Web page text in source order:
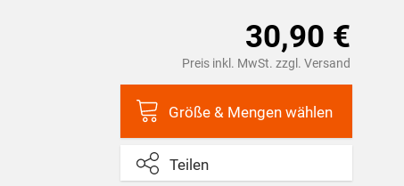
30,90 €
Preis inkl. MwSt. zzgl. Versand
Größe & Mengen wählen
Teilen